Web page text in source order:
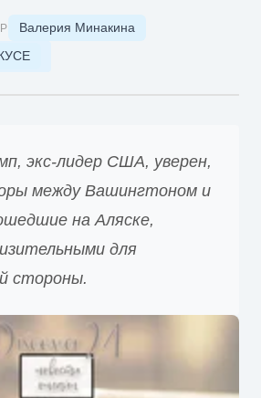
Валерия Минакина
экс-лидер США, уверен,
между Вашингтоном и
на Аляске,
для
стороны.